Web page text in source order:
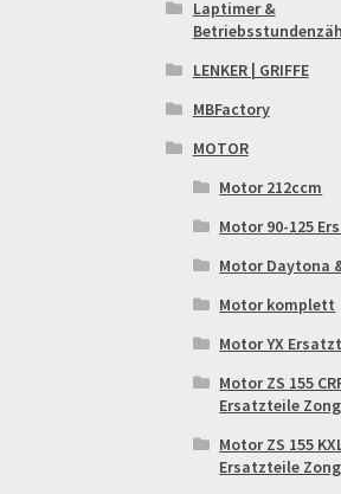
Laptimer &
LENKER | GRIFFE
MBFactory
MOTOR
Motor 212ccm
Motor 90-125
Motor Daytona
Motor komplett
Motor YX
Motor ZS 155
Ersatzteile
Motor ZS 155
Ersatzteile